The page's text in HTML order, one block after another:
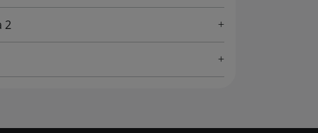
2